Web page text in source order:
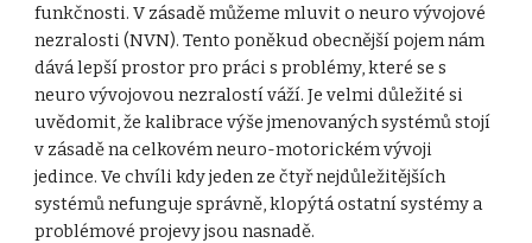
funkčnosti. V zásadě můžeme mluvit o neuro vývojové
nezralosti (NVN). Tento poněkud obecnější pojem nám
dává lepší prostor pro práci s problémy, které se s
neuro vývojovou nezralostí váží. Je velmi důležité si
uvědomit, že kalibrace výše jmenovaných systémů stojí
v zásadě na celkovém neuro-motorickém vývoji
jedince. Ve chvíli kdy jeden ze čtyř nejdůležitějších
systémů nefunguje správně, klopýtá ostatní systémy a
problémové projevy jsou nasnadě.